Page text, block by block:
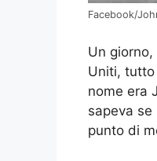
Facebook/
Un
Uniti, tutto
nome era
sapeva
punto di